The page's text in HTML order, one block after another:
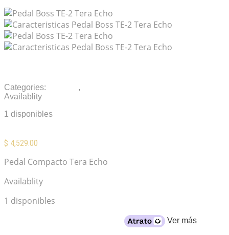
Categories: ,
Availablity
1 disponibles
$ 4,529.00
Pedal Compacto Tera Echo
Availablity
1 disponibles
Ver más